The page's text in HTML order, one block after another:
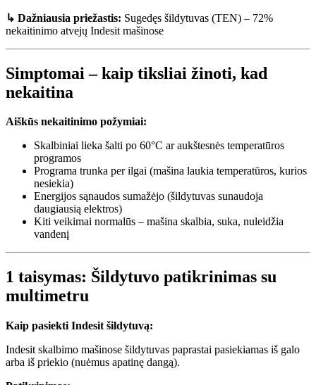
↳ Dažniausia priežastis: Sugedęs šildytuvas (TEN) – 72%
nekaitinimo atvejų Indesit mašinose
Simptomai – kaip tiksliai žinoti, kad
nekaitina
Aiškūs nekaitinimo požymiai:
Skalbiniai lieka šalti po 60°C ar aukštesnės temperatūros
programos
Programa trunka per ilgai (mašina laukia temperatūros, kurios
nesiekia)
Energijos sąnaudos sumažėjo (šildytuvas sunaudoja
daugiausią elektros)
Kiti veikimai normalūs – mašina skalbia, suka, nuleidžia
vandenį
1 taisymas: Šildytuvo patikrinimas su
multimetru
Kaip pasiekti Indesit šildytuvą:
Indesit skalbimo mašinose šildytuvas paprastai pasiekiamas iš galo
arba iš priekio (nuėmus apatinę dangą).